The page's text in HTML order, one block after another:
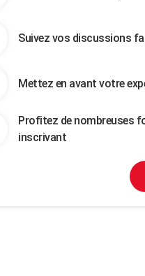
Suivez vos discussions
Mettez en avant votre
Profitez de nombreuses
inscrivant